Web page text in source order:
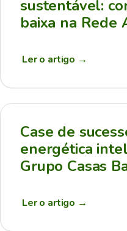
sustentável:
baixa na Rede
Ler o artigo →
Case de
energética
Grupo Casas
Ler o artigo →